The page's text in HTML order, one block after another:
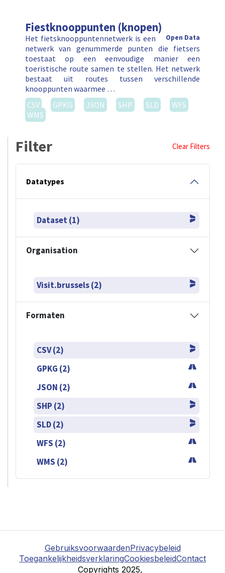
Fiestknooppunten (knopen)
Open Data
Het fietsknooppuntennetwerk is een
netwerk van genummerde punten die fietsers
toestaat op een eenvoudige manier een
toeristische route samen te stellen. Het netwerk
bestaat uit routes tussen verschillende
knooppunten waarmee …
CSV
GPKG JSON SHP SLD
WFS
WMS
Filter Clear Filters
Datatypes
Dataset (1)
Organisation
Visit.brussels (2)
Formaten
CSV (2)
GPKG (2)
JSON (2)
SHP (2)
SLD (2)
WFS (2)
WMS (2)
GebruiksvoorwaardenPrivacybeleid
ToegankelijkheidsverklaringCookiesbeleidContact
Copyrights 2025,